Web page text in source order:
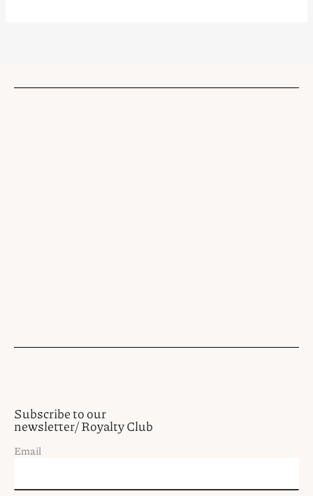
Subscribe to our
newsletter/ Royalty Club
Email